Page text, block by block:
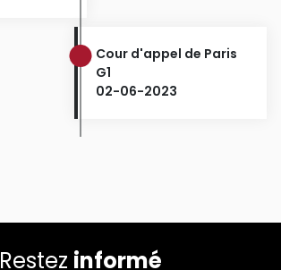
Cour d'appel de Paris
G1
02-06-2023
Restez informé